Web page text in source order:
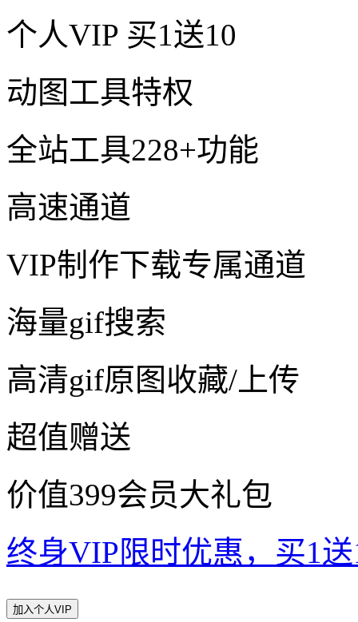
个人VIP 买1送10
动图工具特权
全站工具228+功能
高速通道
VIP制作下载专属通道
海量gif搜索
高清gif原图收藏/上传
超值赠送
价值399会员大礼包
终身VIP限时优惠，买1
加入个人VIP